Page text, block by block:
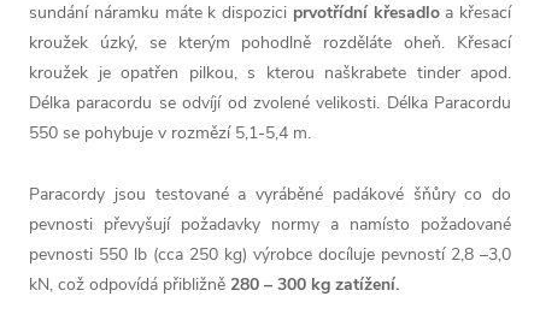
sundání náramku máte k dispozici prvotřídní křesadloa křesací
kroužek úzký, se kterým pohodlně rozděláte oheň. Křesací
kroužek je opatřen pilkou, s kterou naškrabete tinder apod.
Délka paracordu se odvíjí od zvolené velikosti. Délka Paracordu
550 se pohybuje v rozmězí 5,1-5,4 m.
Paracordy jsou testované a vyráběné padákové šňůry co do
pevnosti převyšují požadavky normy a namísto požadované
pevnosti 550 lb (cca 250 kg) výrobce docíluje pevností 2,8 –3,0
kN, což odpovídá přibližně 280 – 300 kg zatížení.